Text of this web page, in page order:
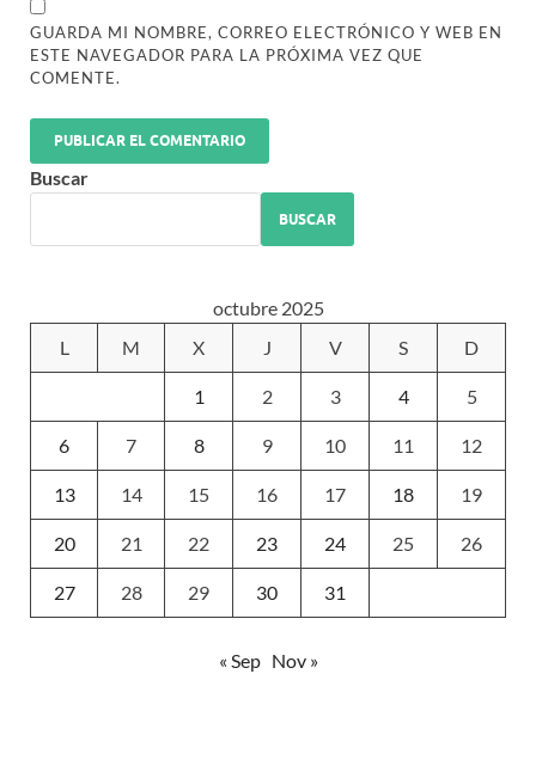
GUARDA MI NOMBRE, CORREO ELECTRÓNICO Y WEB EN
ESTE NAVEGADOR PARA LA PRÓXIMA VEZ QUE
COMENTE.
Buscar
BUSCAR
octubre 2025
L
M X J V S D
1 2 3 4 5
6 7 8 9 10 11 12
13 14 15 16 17 18 19
20 21 22 23 24 25 26
27 28 29 30 31
« Sep Nov »